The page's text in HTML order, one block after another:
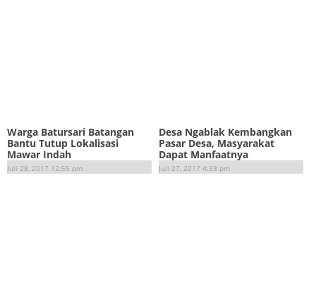
Warga Batursari Batangan
Bantu Tutup Lokalisasi
Mawar Indah
Juli 28, 2017 12:55 pm
Desa Ngablak Kembangkan
Pasar Desa, Masyarakat
Dapat Manfaatnya
Juli 27, 2017 4:33 pm